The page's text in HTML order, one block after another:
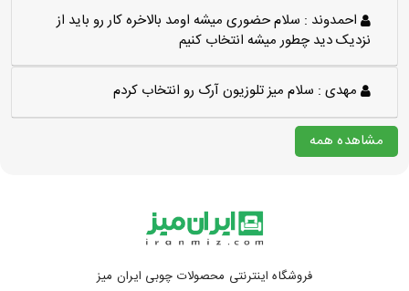
احمدوند : سلام حضوری میشه اومد بالاخره کار رو باید از
نزدیک دید چطور میشه انتخاب کنیم
مهدی : سلام میز تلوزیون آرک رو انتخاب کردم
مشاهده همه
فروشگاه اینترنتی محصولات چوبی ایران میز